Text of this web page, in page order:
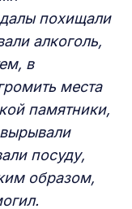
похищали
алкоголь,
в
места
памятники,
посуду,
образом,